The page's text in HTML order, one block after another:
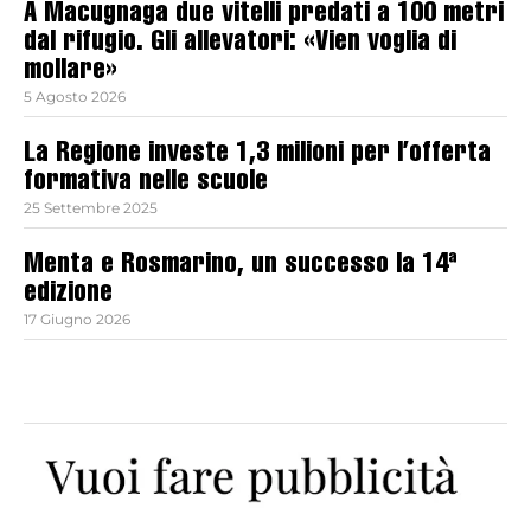
A Macugnaga due vitelli predati a 100 metri
dal rifugio. Gli allevatori: «Vien voglia di
mollare»
5 Agosto 2026
La Regione investe 1,3 milioni per l’offerta
formativa nelle scuole
25 Settembre 2025
Menta e Rosmarino, un successo la 14ª
edizione
17 Giugno 2026